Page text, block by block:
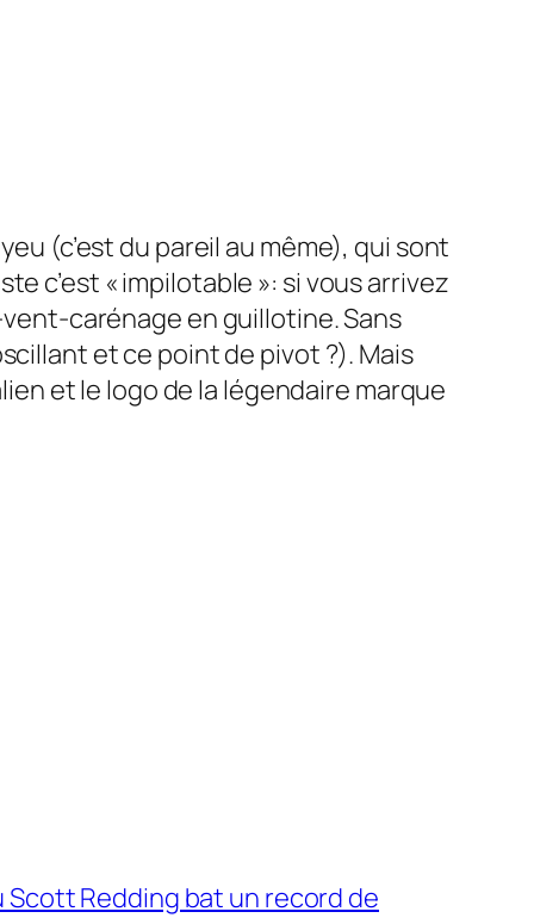
(c’est du pareil au même), qui sont
c’est « impilotable »: si vous arrivez
carénage en guillotine. Sans
et ce point de pivot ?). Mais
et le logo de la légendaire marque
Redding bat un record de